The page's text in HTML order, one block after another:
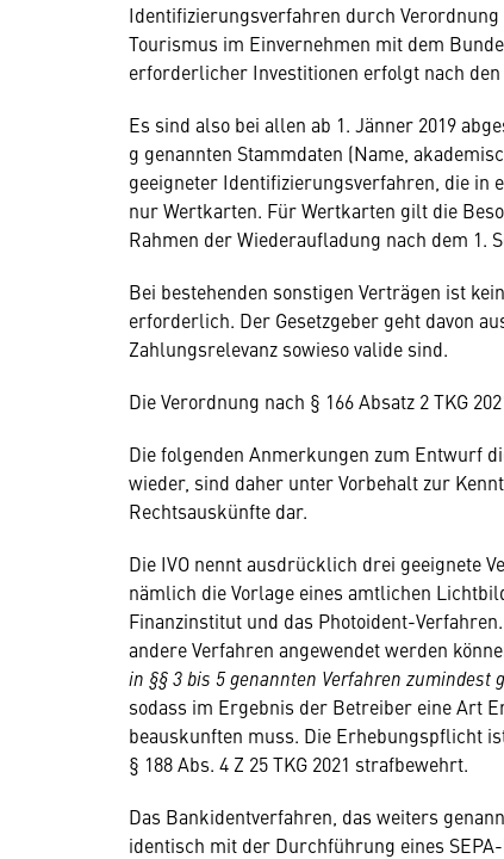
Identifizierungsverfahren durch
Tourismus im Einvernehmen mit dem
erforderlicher Investitionen erfolgt nach den
Es sind also bei allen ab 1. Jänner 2019
g genannten Stammdaten (Name,
geeigneter Identifizierungsverfahren, die in
nur Wertkarten. Für Wertkarten gilt die
Rahmen der Wiederaufladung nach dem 1.
Bei bestehenden sonstigen Verträgen ist
erforderlich. Der Gesetzgeber geht davon
Zahlungsrelevanz sowieso valide sind.
Die Verordnung nach § 166 Absatz 2 TKG
Die folgenden Anmerkungen zum Entwurf
wieder, sind daher unter Vorbehalt zur
Rechtsauskünfte dar.
Die IVO nennt ausdrücklich drei geeignete
nämlich die Vorlage eines amtlichen
Finanzinstitut und das Photoident-
andere Verfahren angewendet werden
in §§ 3 bis 5 genannten Verfahren zumindest
sodass im Ergebnis der Betreiber eine Art
beauskunften muss. Die Erhebungspflicht
§ 188 Abs. 4 Z 25 TKG 2021 strafbewehrt.
Das Bankidentverfahren, das weiters
identisch mit der Durchführung eines